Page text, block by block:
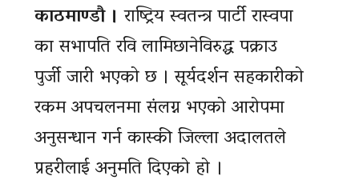
काठमाण्डौ । राष्ट्रिय स्वतन्त्र पार्टी रास्वपा
का सभापति रवि लामिछानेविरुद्ध पक्राउ
पुर्जी जारी भएको छ । सूर्यदर्शन सहकारीको
रकम अपचलनमा संलग्न भएको आरोपमा
अनुसन्धान गर्न कास्की जिल्ला अदालतले
प्रहरीलाई अनुमति दिएको हो ।